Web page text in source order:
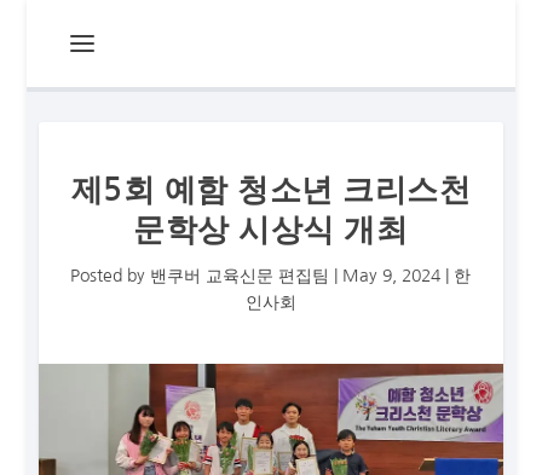
제5회 예함 청소년 크리스천
문학상 시상식 개최
Posted by 밴쿠버 교육신문 편집팀 May 9, 2024
한
인사회